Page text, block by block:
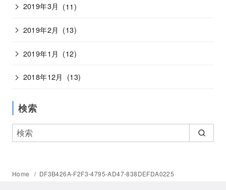
2019年3月 (11)
2019年2月 (13)
2019年1月 (12)
2018年12月 (13)
検索
Home DF3B426A-F2F3-4795-AD47-838DEFDA0225